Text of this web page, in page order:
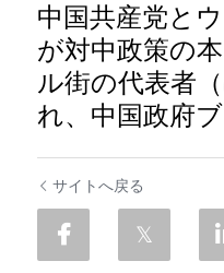
中国共産党と
が対中政策の
ル街の代表者
れ、中国政府
サイトへ戻る